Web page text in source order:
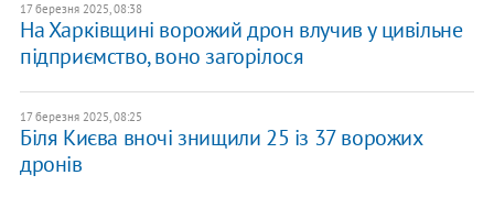
17 березня 2025, 08:38
На Харківщині ворожий дрон влучив у цивільне
підприємство, воно загорілося
17 березня 2025, 08:25
Біля Києва вночі знищили 25 із 37 ворожих
дронів